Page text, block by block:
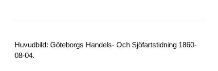
Huvudbild: Göteborgs Handels- Och Sjöfartstidning 1860-
08-04.